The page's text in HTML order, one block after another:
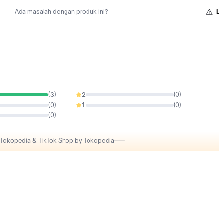
Ada masalah dengan produk ini?
(3)
(0)
(0)
2 (0)
0%
1 (0)
0%
& TikTok Shop by Tokopedia